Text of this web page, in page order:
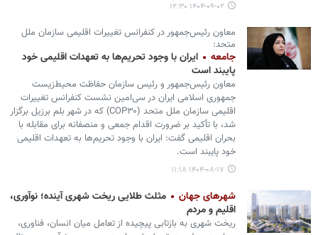
۱۴۰۴-۰۹-۰۲ ۱۲:۳۰
معاون رئیس‌جمهور در کنفرانس تغییرات اقلیمی سازمان ملل
متحد:
جامعه
ایران با وجود تحریم‌ها به تعهدات اقلیمی خود
پایبند است
معاون رئیس‌جمهور و رئیس سازمان حفاظت محیط‌زیست
جمهوری اسلامی ایران در سی‌امین نشست کنفرانس تغییرات
اقلیمی سازمان ملل متحد (COP۳۰) که در شهر بلم برزیل برگزار
شد، با تأکید بر ضرورت اقدام جمعی و منصفانه برای مقابله با
بحران اقلیمی گفت: ایران با وجود تحریم‌ها به تعهدات اقلیمی
خود پایبند است.
۱۴۰۴-۰۸-۱۷ ۱۱:۱۸
شهرهای جهان
مثلث طلایی ریخت شهری آینده؛ نوآوری،
اقلیم و مردم
ریخت شهری به بازتابی پیچیده از تعامل میان انسان، فناوری،